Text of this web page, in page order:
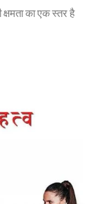
का एक स्तर है